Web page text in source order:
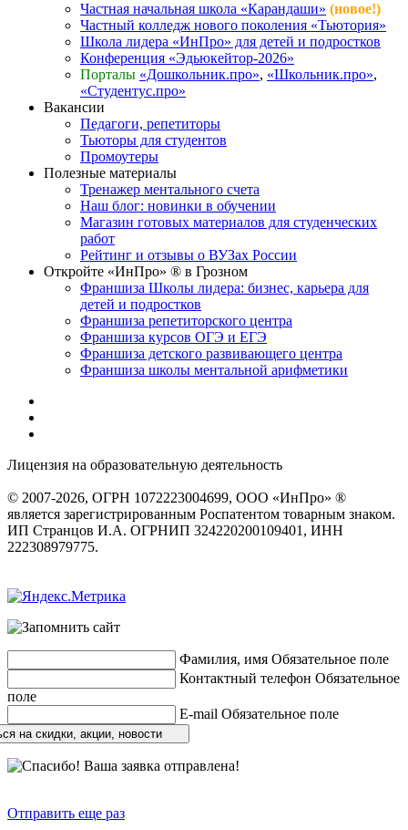
Частная начальная школа «Карандаши» (новое!)
Частный колледж нового поколения «Тьютория»
Школа лидера «ИнПро» для детей и подростков
Конференция «Эдьюкейтор-2026»
Порталы «Дошкольник.про», «Школьник.про»,
«Студентус.про»
Вакансии
Педагоги, репетиторы
Тьюторы для студентов
Промоутеры
Полезные материалы
Тренажер ментального счета
Наш блог: новинки в обучении
Магазин готовых материалов для студенческих
работ
Рейтинг и отзывы о ВУЗах России
Откройте «ИнПро» ® в Грозном
Франшиза Школы лидера: бизнес, карьера для
детей и подростков
Франшиза репетиторского центра
Франшиза курсов ОГЭ и ЕГЭ
Франшиза детского развивающего центра
Франшиза школы ментальной арифметики
Лицензия на образовательную деятельность
© 2007-2026, ОГРН 1072223004699, ООО «ИнПро» ®
является зарегистрированным Роспатентом товарным знаком.
ИП Странцов И.А. ОГРНИП 324220200109401, ИНН
222308979775.
Фамилия, имя Обязательное поле
Контактный телефон Обязательное
поле
E-mail Обязательное поле
на скидки, акции, новости
Отправить еще раз